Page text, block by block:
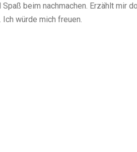
beim nachmachen. Erzählt mir
würde mich freuen.